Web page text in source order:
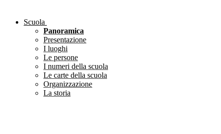
Scuola
Panoramica
Presentazione
I luoghi
Le persone
I numeri della scuola
Le carte della scuola
Organizzazione
La storia